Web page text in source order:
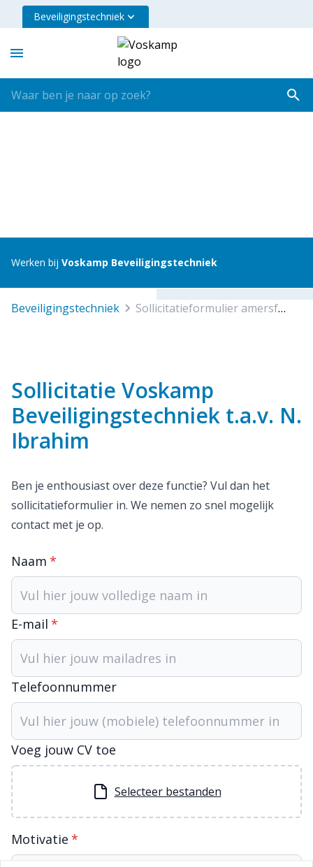
Beveiligingstechniek
Werken bij Voskamp Beveiligingstechniek
beveiligingstechniek sollicitatieformulier amersfoort
Sollicitatie Voskamp
Beveiligingstechniek t.a.v. N.
Ibrahim
Ben je enthousiast over deze functie? Vul dan het
sollicitatieformulier in. We nemen zo snel mogelijk
contact met je op.
Naam *
E-mail *
Telefoonnummer
Voeg jouw CV toe
Selecteer bestanden
Motivatie *